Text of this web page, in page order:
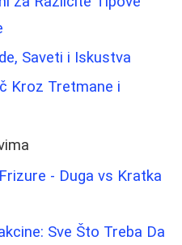
Saveti i Iskustva
Kroz Tretmane i
- Duga vs Kratka
Sve Što Treba Da